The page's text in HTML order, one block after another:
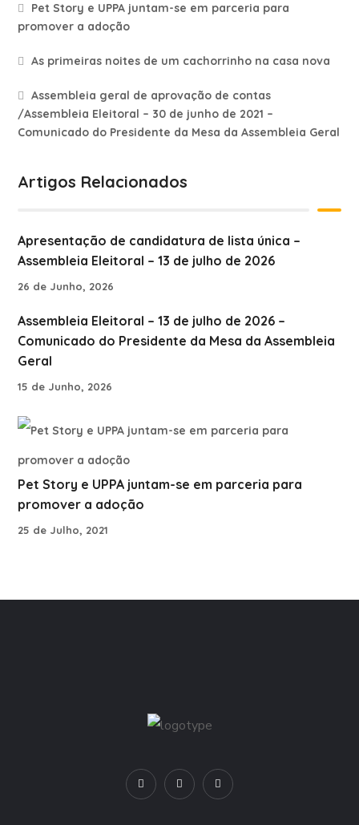
Pet Story e UPPA juntam-se em parceria para
promover a adoção
As primeiras noites de um cachorrinho na casa nova
Assembleia geral de aprovação de contas
/Assembleia Eleitoral – 30 de junho de 2021 –
Comunicado do Presidente da Mesa da Assembleia Geral
Artigos Relacionados
Apresentação de candidatura de lista única –
Assembleia Eleitoral – 13 de julho de 2026
26 de Junho, 2026
Assembleia Eleitoral – 13 de julho de 2026 –
Comunicado do Presidente da Mesa da Assembleia
Geral
15 de Junho, 2026
Pet Story e UPPA juntam-se em parceria para
promover a adoção
25 de Julho, 2021